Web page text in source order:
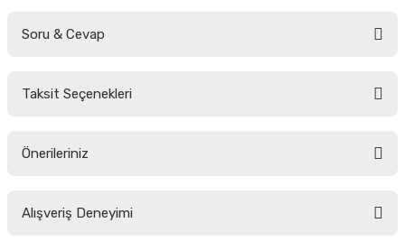
Soru & Cevap
Taksit Seçenekleri
Önerileriniz
yetersiz gördüğünüz noktaları öneri formunu kullanarak tarafımıza
Alışveriş Deneyimi